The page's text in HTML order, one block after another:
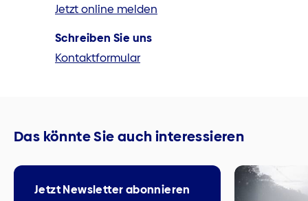
Jetzt online melden
Schreiben Sie uns
Kontaktformular
Das könnte Sie auch interessieren
Jetzt Newsletter abonnieren